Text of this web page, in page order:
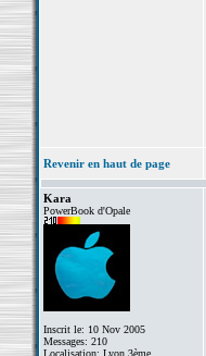
Revenir en haut de page
Kara
PowerBook d'Opale
Inscrit le: 10 Nov 2005
Messages: 210
Localisation: Lyon 3ème